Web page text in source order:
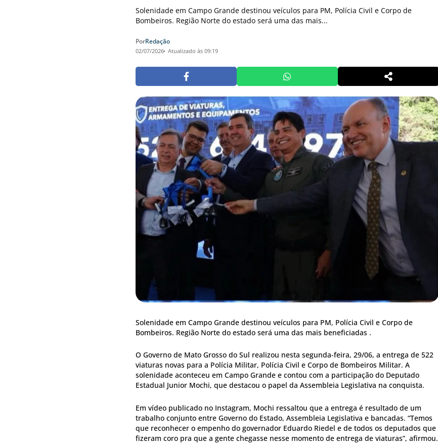
Solenidade em Campo Grande destinou veículos para PM, Polícia Civil e Corpo de
Bombeiros. Região Norte do estado será uma das mais...
PorRedação
02/07/2026 Atualizado às 09:19
Solenidade em Campo Grande destinou veículos para PM, Polícia Civil e Corpo de
Bombeiros. Região Norte do estado será uma das mais beneficiadas .
O Governo de Mato Grosso do Sul realizou nesta segunda-feira, 29/06, a entrega de 522
viaturas novas para a Polícia Militar, Polícia Civil e Corpo de Bombeiros Militar. A
solenidade aconteceu em Campo Grande e contou com a participação do Deputado
Estadual Junior Mochi, que destacou o papel da Assembleia Legislativa na conquista.
Em vídeo publicado no Instagram, Mochi ressaltou que a entrega é resultado de um
trabalho conjunto entre Governo do Estado, Assembleia Legislativa e bancadas. “Temos
que reconhecer o empenho do governador Eduardo Riedel e de todos os deputados que
fizeram coro pra que a gente chegasse nesse momento de entrega de viaturas”, afirmou.